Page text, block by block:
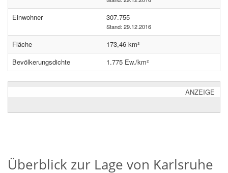
Einwohner 307.755
Stand: 29.12.2016
Fläche
173,46 km²
Bevölkerungsdichte
1.775 Ew./km²
ANZEIGE
Überblick zur Lage von Karlsruhe